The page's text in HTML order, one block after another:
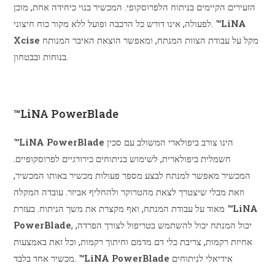
הזעירים הקיימים בניתוח הלפרוסקופי. המכשיר בנוי כיחידה אחת, מוכן
לפעולה, אינו דורש כל הרכבה ופועל ללא מקור כוח חיצוני. ™LiNA
Xcise
בנוחות ובבטחון.
™LiNA PowerBlade
™LiNA PowerBlade הינו צורב ביפולארי המשולב עם סכין
חשמלית ביפולארית, לשימוש בניתוחים כירורגיים לפרוסקופיים.
המכשיר מאפשר למנתח לבצע מספר פעולות מכשיר באותו המכשיר,
וזאת מבלי שיצטרך לצאת מהטרוקר ולהחליף אביזר. עובדה המקלה
™LiNA
PowerBlade, יכול המנתח יכול להשתמש בטריפול לצורך הפרדה,
אחיזת רקמות, צריבת כלי דם מדמם וחיתוך רקמות, וכל זאת באמצעות
מכשיר אחד בלבד. ™LiNA PowerBlade